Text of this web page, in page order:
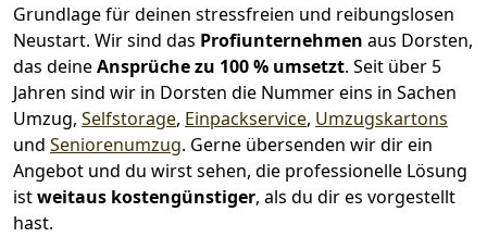
Grundlage für deinen stressfreien und reibungslosen
Neustart. Wir sind das Profiunternehmen aus Dorsten,
das deineAnsprüche zu 100 % umsetzt. Seit über 5
Jahren sind wir in Dorsten die Nummer eins in Sachen
Umzug, Selfstorage, Einpackservice, Umzugskartons
und Seniorenumzug. Gerne übersenden wir dir ein
Angebot und du wirst sehen, die professionelle Lösung
istweitaus kostengünstiger, als du dir es vorgestellt
hast.